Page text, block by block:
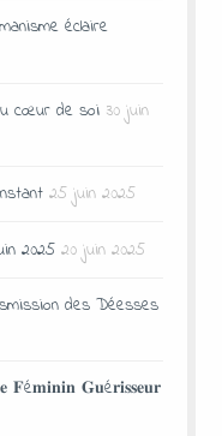
éclaire
cœur de soi 30 juin
25 juin 2025
2025 20 juin 2025
des Déesses
𝐅é𝐦𝐢𝐧𝐢𝐧 𝐆𝐮é𝐫𝐢𝐬𝐬𝐞𝐮𝐫